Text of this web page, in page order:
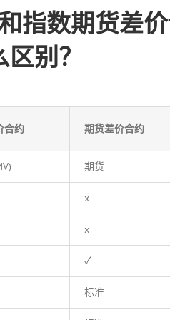
指数期货差
别？
合约 期货差价合约
期货
x
x
✓
标准